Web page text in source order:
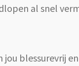
al snel
blessurevrij